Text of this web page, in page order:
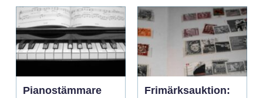
Pianostämmare
Frimärksauktion: